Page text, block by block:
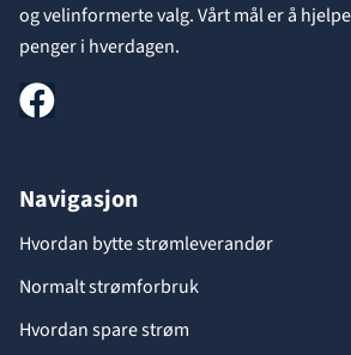
og velinformerte valg. Vårt mål er å
penger i hverdagen.
Navigasjon
Hvordan bytte strømleverandør
Normalt strømforbruk
Hvordan spare strøm